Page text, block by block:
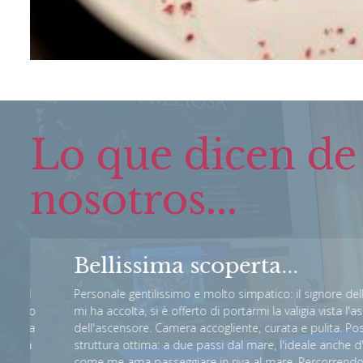
Lo que dicen de
nosotros...
Bellissima scoperta...
Personale gentilissimo e molto simpatico: il signore della
mi ha accolta, si è offerto di portarmi la valigia vista
dell'ascensore. Camera accogliente, curata e pulita.
struttura ottima: a due passi dal mare, l'ideale anche